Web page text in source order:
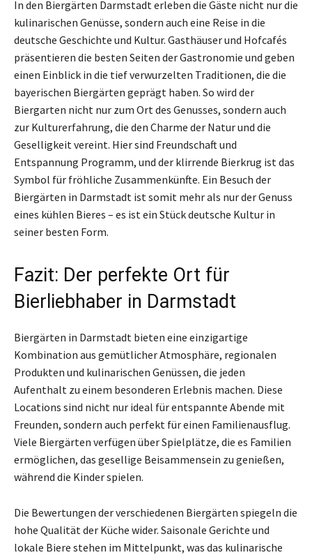
In den Biergärten Darmstadt erleben die Gäste nicht nur die
kulinarischen Genüsse, sondern auch eine Reise in die
deutsche Geschichte und Kultur. Gasthäuser und Hofcafés
präsentieren die besten Seiten der Gastronomie und geben
einen Einblick in die tief verwurzelten Traditionen, die die
bayerischen Biergärten geprägt haben. So wird der
Biergarten nicht nur zum Ort des Genusses, sondern auch
zur Kulturerfahrung, die den Charme der Natur und die
Geselligkeit vereint. Hier sind Freundschaft und
Entspannung Programm, und der klirrende Bierkrug ist das
Symbol für fröhliche Zusammenkünfte. Ein Besuch der
Biergärten in Darmstadt ist somit mehr als nur der Genuss
eines kühlen Bieres – es ist ein Stück deutsche Kultur in
seiner besten Form.
Fazit: Der perfekte Ort für
Bierliebhaber in Darmstadt
Biergärten in Darmstadt bieten eine einzigartige
Kombination aus gemütlicher Atmosphäre, regionalen
Produkten und kulinarischen Genüssen, die jeden
Aufenthalt zu einem besonderen Erlebnis machen. Diese
Locations sind nicht nur ideal für entspannte Abende mit
Freunden, sondern auch perfekt für einen Familienausflug.
Viele Biergärten verfügen über Spielplätze, die es Familien
ermöglichen, das gesellige Beisammensein zu genießen,
während die Kinder spielen.
Die Bewertungen der verschiedenen Biergärten spiegeln die
hohe Qualität der Küche wider. Saisonale Gerichte und
lokale Biere stehen im Mittelpunkt, was das kulinarische